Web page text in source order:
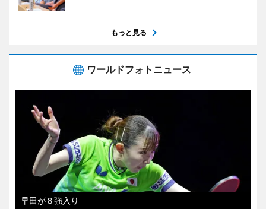
もっと見る
ワールドフォトニュース
早田が８強入り